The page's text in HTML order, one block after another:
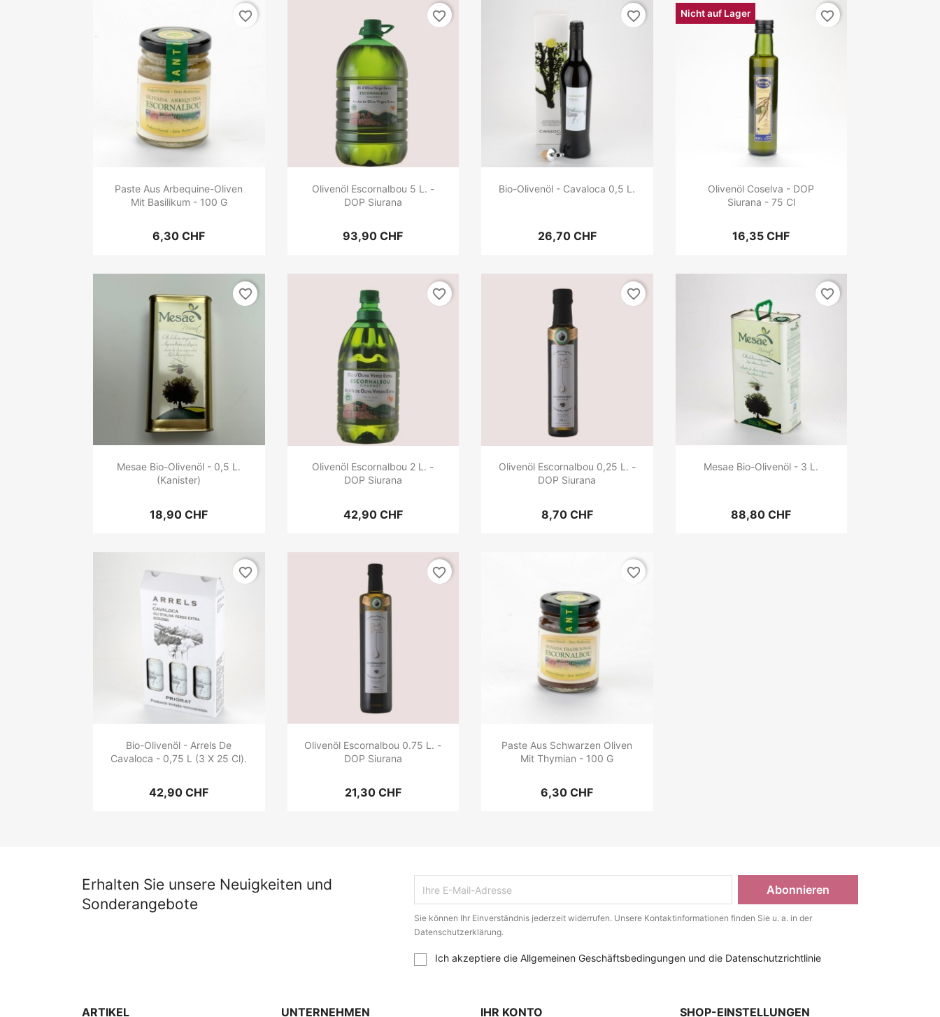
Paste Aus Arbequine-Oliven
Mit Basilikum - 100 G
6,30 CHF
favorite_border
Olivenöl Escornalbou 5 L. -
DOP Siurana
93,90 CHF
favorite_border
Bio-Olivenöl - Cavaloca 0,5 L.
26,70 CHF
favorite_border
Olivenöl Coselva - DOP
Siurana - 75 Cl
16,35 CHF
Nicht auf Lager favorite_border
Mesae Bio-Olivenöl - 0,5 L.
(Kanister)
18,90 CHF
favorite_border
Olivenöl Escornalbou 2 L. -
DOP Siurana
42,90 CHF
favorite_border
Olivenöl Escornalbou 0,25 L. -
DOP Siurana
8,70 CHF
favorite_border
Mesae Bio-Olivenöl - 3 L.
88,80 CHF
favorite_border
Bio-Olivenöl - Arrels De
Cavaloca - 0,75 L (3 X 25 Cl).
42,90 CHF
favorite_border
Olivenöl Escornalbou 0.75 L. -
DOP Siurana
21,30 CHF
favorite_border
Paste Aus Schwarzen Oliven
Mit Thymian - 100 G
6,30 CHF
favorite_border
Erhalten Sie unsere Neuigkeiten und
Sonderangebote
Sie können Ihr Einverständnis jederzeit widerrufen. Unsere Kontaktinformationen finden Sie u. a. in der
Datenschutzerklärung.
Ich akzeptiere die Allgemeinen Geschäftsbedingungen und die Datenschutzrichtlinie
ARTIKEL UNTERNEHMEN IHR KONTO SHOP-EINSTELLUNGEN